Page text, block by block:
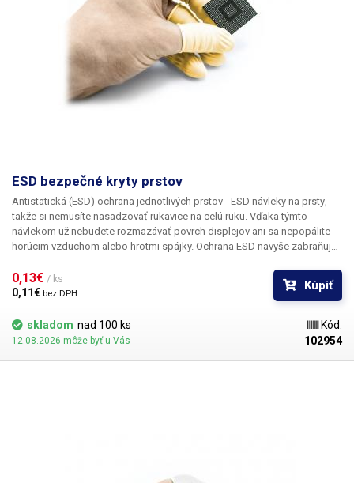
ESD bezpečné kryty prstov
Antistatická (ESD) ochrana jednotlivých prstov - ESD návleky na prsty,
takže si nemusíte nasadzovať rukavice na celú ruku. Vďaka týmto
návlekom už nebudete rozmazávať povrch displejov ani sa nepopálite
horúcim vzduchom alebo hrotmi spájky. Ochrana ESD navyše zabraňuje
doplnok k pracoviskám ESD.
0,13€ / ks
0,11€ bez DPH
Kúpiť
skladom nad 100 ks
12.08.2026 môže byť u Vás
Kód:
102954